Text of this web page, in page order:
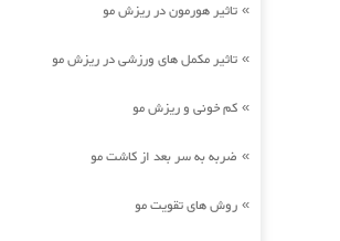
» تاثیر هورمون در ریزش مو
» تاثیر مکمل های ورزشی در ریزش مو
» کم خونی و ریزش مو
» ضربه به سر بعد از کاشت مو
» روش های تقویت مو